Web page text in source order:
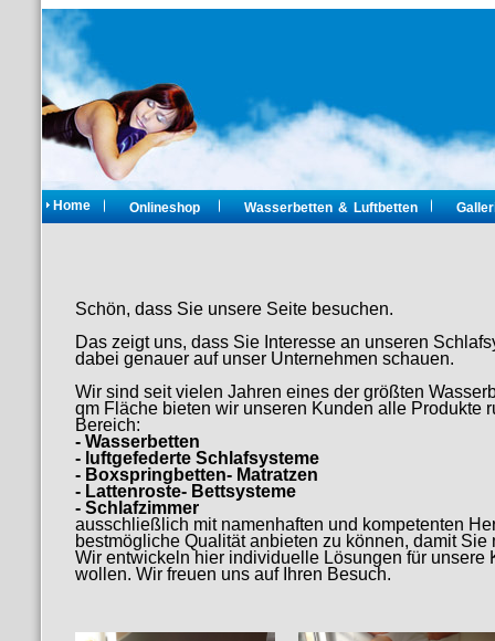
Home Onlineshop Wasserbetten & Luftbetten
Schön, dass Sie unsere Seite besuchen.
Das zeigt uns, dass Sie Interesse an unseren
dabei genauer auf unser Unternehmen schauen.
Wir sind seit vielen Jahren eines der größten
qm Fläche bieten wir unseren Kunden alle
Bereich:
- Wasserbetten
- luftgefederte Schlafsysteme
- Boxspringbetten- Matratzen
- Lattenroste- Bettsysteme
- Schlafzimmer
ausschließlich mit namenhaften und kompetenten
bestmögliche Qualität anbieten zu können, damit
Wir entwickeln hier individuelle Lösungen für
wollen. Wir freuen uns auf Ihren Besuch.